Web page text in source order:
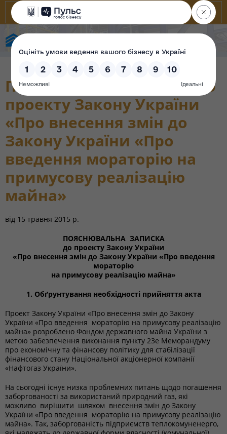
Пояснювальна записка до
проекту Закону України
«Про внесення змін до
Закону України «Про
введення мораторію на
примусову реалізацію
майна»
від 15 травня 2015 р.
ПОЯСНЮВАЛЬНА ЗАПИСКА
до проекту Закону України
«Про внесення змін до Закону України «Про введення
мораторію
на примусову реалізацію майна»
1. Обґрунтування необхідності прийняття акта
Проект Закону України «Про внесення змін до Закону
України «Про введення мораторію на примусову реалізацію
майна» розроблено Фондом державного майна України з
метою забезпечення виконання пункту 23е Меморандуму
про економічну та фінансову політику для стабілізації
фінансового стану Національної акціонерної компанії
«Нафтогаз України».
На сьогодні існує низка проблемних питань щодо погашення
заборгованості за використаний природний газ, які
можливо вирішити шляхом внесення змін до Закону
України «Про введення мораторію на примусову реалізацію
майна». Так, заборгованість підприємств теплокомуненерго,